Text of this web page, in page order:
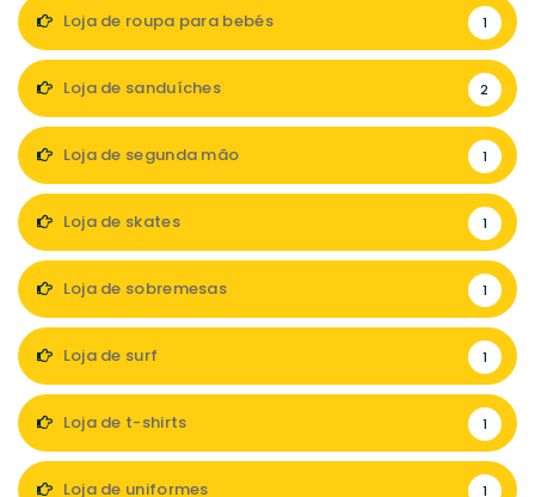
Loja de roupa para bebés 1
Loja de sanduíches 2
Loja de segunda mão 1
Loja de skates 1
Loja de sobremesas 1
Loja de surf 1
Loja de t-shirts 1
Loja de uniformes 1